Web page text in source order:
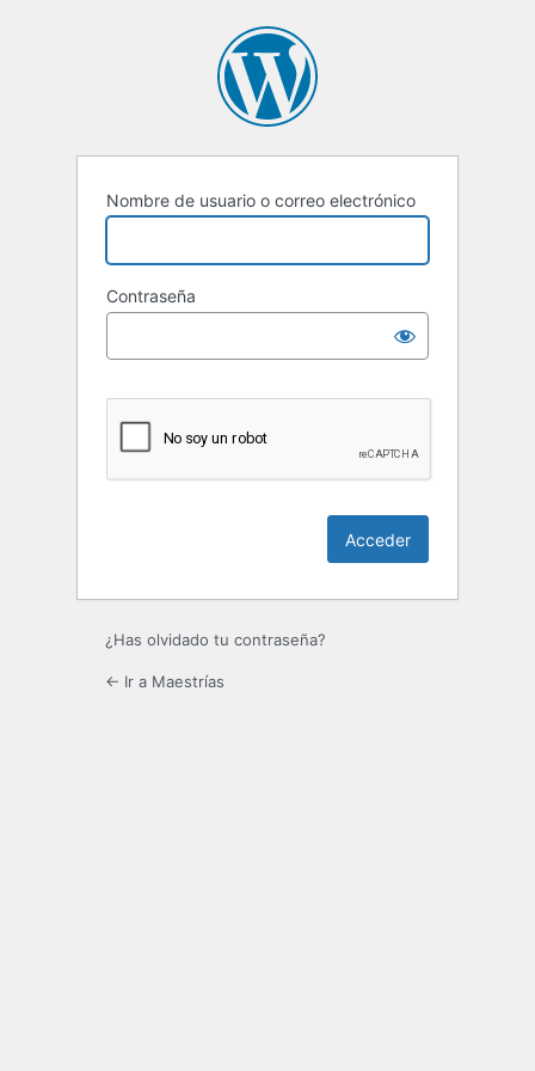
Nombre de usuario o correo electrónico
Contraseña
¿Has olvidado tu contraseña?
← Ir a Maestrías